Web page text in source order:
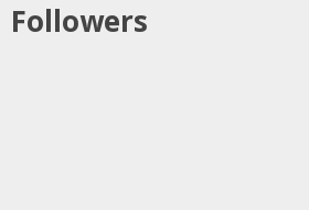
Followers